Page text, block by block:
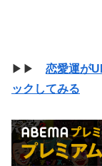
▶▶ 恋愛運が
ックしてみる